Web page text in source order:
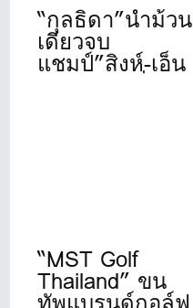
“กุลธิดา”นำม้วน
เดียวจบ
แชมป์”สิงห์-เอ็น
เอสดีเอฟ”ที่เดอะ
“MST Golf
Thailand” ขน